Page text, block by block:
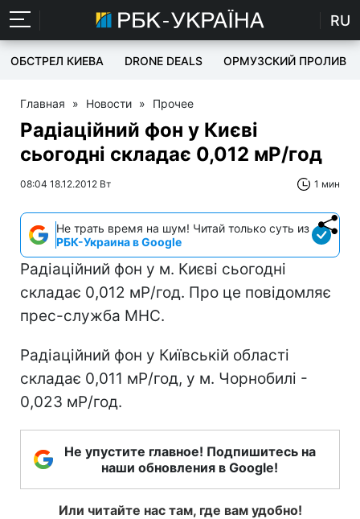
RU
ОБСТРЕЛ КИЕВА DRONE DEALS ОРМУЗСКИЙ ПРОЛИВ
Главная » Новости » Прочее
Радіаційний фон у Києві
сьогодні складає 0,012 мР/год
08:04 18.12.2012 Вт 1 мин
Не трать время на шум! Читай только суть из
РБК-Украина в Google
Радіаційний фон у м. Києві сьогодні
складає 0,012 мР/год. Про це повідомляє
прес-служба МНС.
Радіаційний фон у Київській області
складає 0,011 мР/год, у м. Чорнобилі -
0,023 мР/год.
Не упустите главное! Подпишитесь на
наши обновления в Google!
Или читайте нас там, где вам удобно!